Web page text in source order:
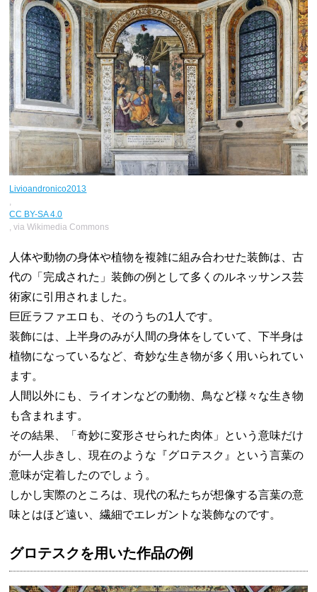
Livioandronico2013
CC BY-SA 4.0
, via Wikimedia Commons
人体や動物の身体や植物を複雑に組み合わせた装飾は、古
代の「完成された」装飾の例として多くのルネッサンス芸
術家に引用されました。
巨匠ラファエロも、そのうちの1人です。
装飾には、上半身のみが人間の身体をしていて、下半身は
植物になっているなど、奇妙な生き物が多く用いられてい
ます。
人間以外にも、ライオンなどの動物、鳥など様々な生き物
も含まれます。
その結果、「奇妙に変形させられた肉体」という意味だけ
が一人歩きし、現在のような『グロテスク』という言葉の
意味が定着したのでしょう。
しかし実際のところは、現代の私たちが想像する言葉の意
味とはほど遠い、繊細でエレガントな装飾なのです。
グロテスクを用いた作品の例